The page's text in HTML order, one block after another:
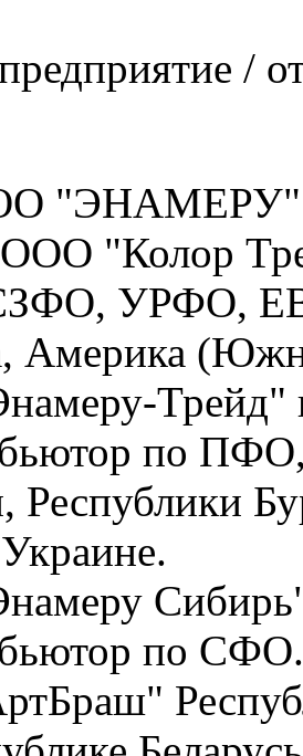
/
"ЭНАМЕРУ" г.
"Колор
УРФО,
Америка
Трейд"
по
Республики
по СФО.